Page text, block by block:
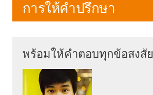
การให้คำปรึกษา
พร้อมให้คำตอบทุกข้อสงสัย